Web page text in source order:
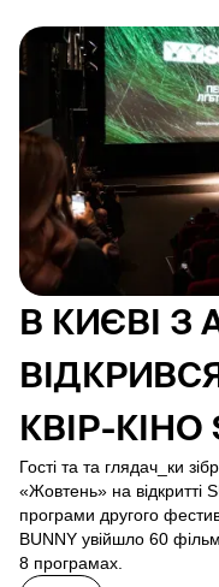
В КИЄВІ
КВІР-КІНО
Гості та та глядач_ки
«Жовтень» на відкритті
програми другого
BUNNY увійшло 60
8 програмах.